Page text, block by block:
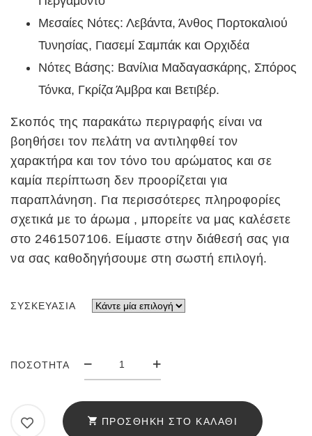
Μεσαίες Νότες: Λεβάντα, Άνθος Πορτοκαλιού
Τυνησίας, Γιασεμί Σαμπάκ και Ορχιδέα
Νότες Βάσης: Βανίλια Μαδαγασκάρης, Σπόρος
Τόνκα, Γκρίζα Άμβρα και Βετιβέρ.
Σκοπός της παρακάτω περιγραφής είναι να
βοηθήσει τον πελάτη να αντιληφθεί τον
χαρακτήρα και τον τόνο του αρώματος και σε
καμία περίπτωση δεν προορίζεται για
παραπλάνηση. Για περισσότερες πληροφορίες
σχετικά με το άρωμα , μπορείτε να μας καλέσετε
στο 2461507106. Είμαστε στην διάθεσή σας για
να σας καθοδηγήσουμε στη σωστή επιλογή.
ΣΥΣΚΕΥΑΣΊΑ
ΠΟΣΌΤΗΤΑ
ΆΡΩΜΑ
ANELLO
ΠΡΟΣΘΉΚΗ ΣΤΟ ΚΑΛΆΘΙ